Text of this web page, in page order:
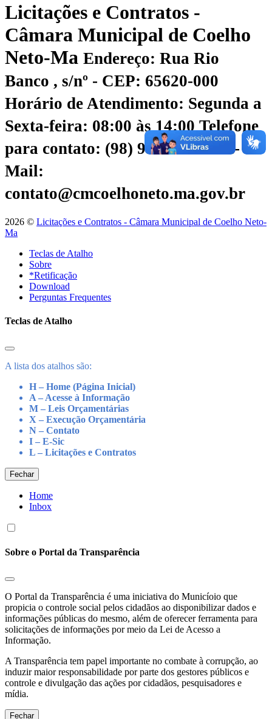
Licitações e Contratos -
Câmara Municipal de Coelho
Neto-Ma Endereço: Rua Rio
Banco , s/nº - CEP: 65620-000
Horário de Atendimento: Segunda a
Sexta-feira: 08:00 às 14:00Telefone
para contato: (98) 98456-6781
E-
Mail:
contato@cmcoelhoneto.ma.gov.br
2026 © Licitações e Contratos - Câmara Municipal de Coelho Neto-
Ma
Teclas de Atalho
Sobre
*Retificação
Download
Perguntas Frequentes
Teclas de Atalho
A lista dos atalhos são:
H – Home (Página Inicial)
A – Acesse à Informação
M – Leis Orçamentárias
X – Execução Orçamentária
N – Contato
I – E-Sic
L – Licitações e Contratos
Fechar
Home
Inbox
Sobre o Portal da Transparência
O Portal da Transparência é uma iniciativa do Municíoio que
propicia o controle social pelos cidadãos ao disponibilizar dados e
informações públicas do mesmo, além de oferecer ferramenta para
solicitações de informações por meio da Lei de Acesso a
Informação.
A Transparência tem papel importante no combate à corrupção, ao
induzir maior responsabilidade por parte dos gestores públicos e
controle e divulgação das ações por cidadãos, pesquisadores e
mídia.
Fechar